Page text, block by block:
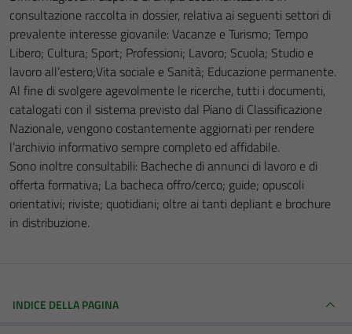
consultazione raccolta in dossier, relativa ai seguenti settori di
prevalente interesse giovanile: Vacanze e Turismo; Tempo
Libero; Cultura; Sport; Professioni; Lavoro; Scuola; Studio e
lavoro all’estero;Vita sociale e Sanità; Educazione permanente.
Al fine di svolgere agevolmente le ricerche, tutti i documenti,
catalogati con il sistema previsto dal Piano di Classificazione
Nazionale, vengono costantemente aggiornati per rendere
l’archivio informativo sempre completo ed affidabile.
Sono inoltre consultabili: Bacheche di annunci di lavoro e di
offerta formativa; La bacheca offro/cerco; guide; opuscoli
orientativi; riviste; quotidiani; oltre ai tanti depliant e brochure
in distribuzione.
INDICE DELLA PAGINA